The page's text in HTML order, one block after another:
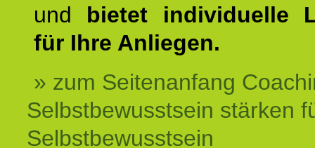
und bietet individuelle
für Ihre Anliegen.
» zum Seitenanfang
Selbstbewusstsein stärken
Selbstbewusstsein